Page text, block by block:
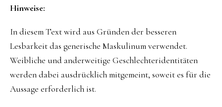
Hinweise:
In diesem Text wird aus Gründen der besseren
Lesbarkeit das generische Maskulinum verwendet.
Weibliche und anderweitige Geschlechteridentitäten
werden dabei ausdrücklich mitgemeint, soweit es für die
Aussage erforderlich ist.